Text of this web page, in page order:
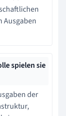
spielen sie
der